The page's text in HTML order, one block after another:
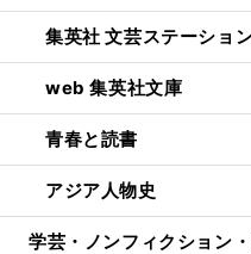
集英社 文芸ステーショ
web 集英社文庫
青春と読書
アジア人物史
学芸・ノンフィクション